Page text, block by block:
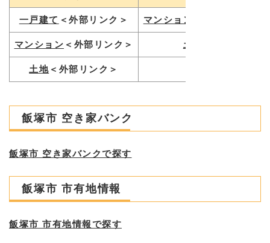
一戸建て ＜外部リンク＞ マンション・一戸建て
マンション ＜外部リンク＞ 土地
土地＜外部リンク＞
飯塚市 空き家バンク
飯塚市 空き家バンクで探す
飯塚市 市有地情報
飯塚市 市有地情報で探す